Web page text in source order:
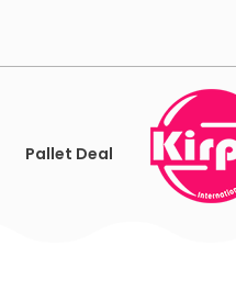
Pallet Deal